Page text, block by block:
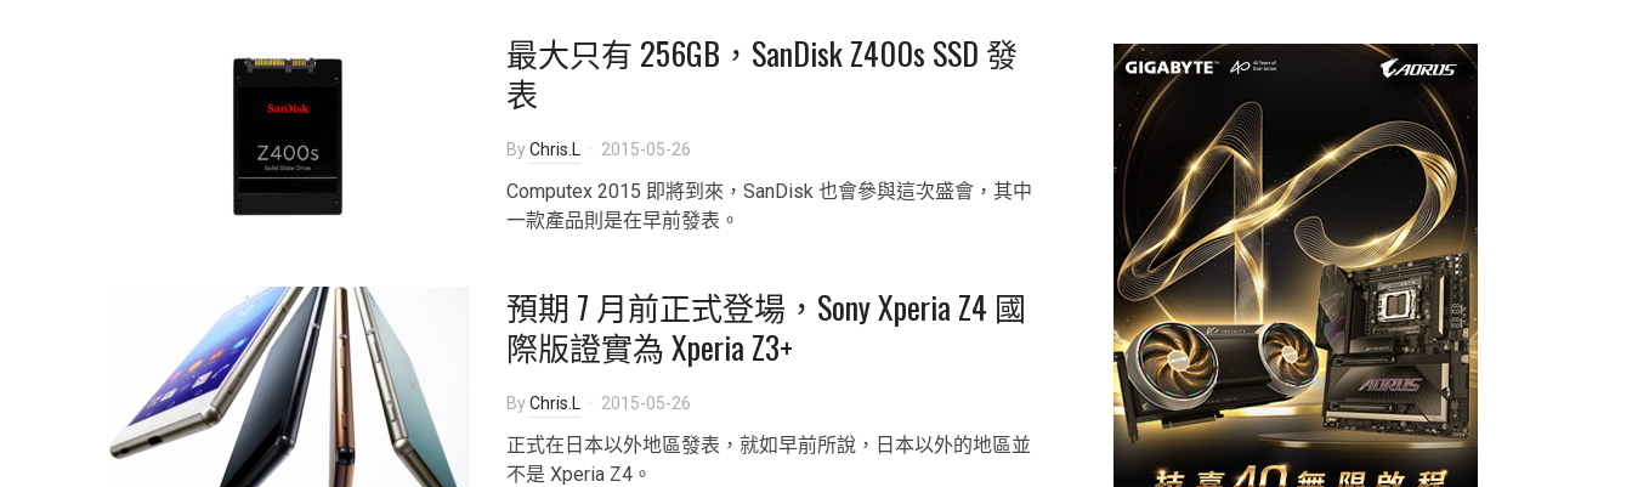
最大只有 256GB，SanDisk Z400s SSD 發
表
ByChris.L 2015-05-26
Computex 2015 即將到來，SanDisk 也會參與這次盛會，其中
一款產品則是在早前發表。
預期 7 月前正式登場，Sony Xperia Z4 國
際版證實為 Xperia Z3+
ByChris.L 2015-05-26
正式在日本以外地區發表，就如早前所說，日本以外的地區並
不是 Xperia Z4。